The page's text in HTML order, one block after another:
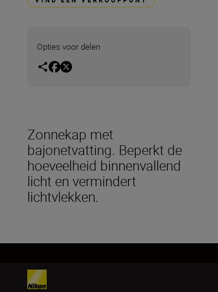
Opties voor delen
Zonnekap met
bajonetvatting. Beperkt de
hoeveelheid binnenvallend
licht en vermindert
lichtvlekken.